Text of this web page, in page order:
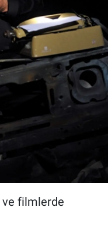
ve filmlerde